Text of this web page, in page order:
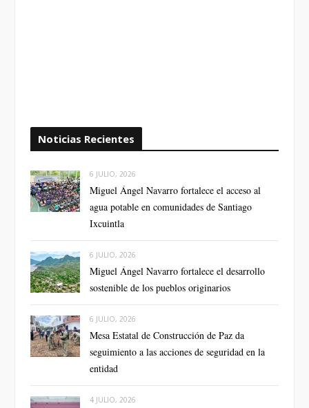
Noticias Recientes
6 JULIO, 2026
Miguel Ángel Navarro fortalece el acceso al
agua potable en comunidades de Santiago
Ixcuintla
6 JULIO, 2026
Miguel Ángel Navarro fortalece el desarrollo
sostenible de los pueblos originarios
6 JULIO, 2026
Mesa Estatal de Construcción de Paz da
seguimiento a las acciones de seguridad en la
entidad
4 JULIO, 2026